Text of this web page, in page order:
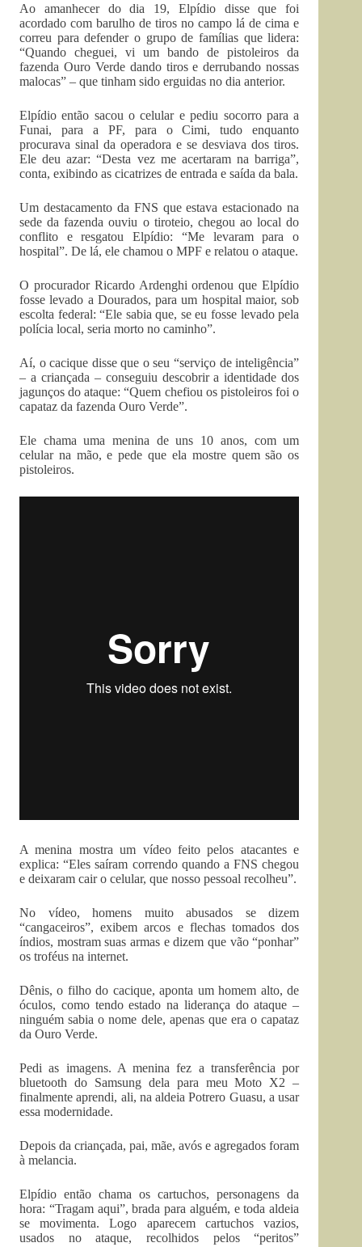
Ao amanhecer do dia 19, Elpídio disse que foi
acordado com barulho de tiros no campo lá de cima e
correu para defender o grupo de famílias que lidera:
“Quando cheguei, vi um bando de pistoleiros da
fazenda Ouro Verde dando tiros e derrubando nossas
malocas” – que tinham sido erguidas no dia anterior.
Elpídio então sacou o celular e pediu socorro para a
Funai, para a PF, para o Cimi, tudo enquanto
procurava sinal da operadora e se desviava dos tiros.
Ele deu azar: “Desta vez me acertaram na barriga”,
conta, exibindo as cicatrizes de entrada e saída da bala.
Um destacamento da FNS que estava estacionado na
sede da fazenda ouviu o tiroteio, chegou ao local do
conflito e resgatou Elpídio: “Me levaram para o
hospital”. De lá, ele chamou o MPF e relatou o ataque.
O procurador Ricardo Ardenghi ordenou que Elpídio
fosse levado a Dourados, para um hospital maior, sob
escolta federal: “Ele sabia que, se eu fosse levado pela
polícia local, seria morto no caminho”.
Aí, o cacique disse que o seu “serviço de inteligência”
– a criançada – conseguiu descobrir a identidade dos
jagunços do ataque: “Quem chefiou os pistoleiros foi o
capataz da fazenda Ouro Verde”.
Ele chama uma menina de uns 10 anos, com um
celular na mão, e pede que ela mostre quem são os
pistoleiros.
A menina mostra um vídeo feito pelos atacantes e
explica: “Eles saíram correndo quando a FNS chegou
e deixaram cair o celular, que nosso pessoal recolheu”.
No vídeo, homens muito abusados se dizem
“cangaceiros”, exibem arcos e flechas tomados dos
índios, mostram suas armas e dizem que vão “ponhar”
os troféus na internet.
Dênis, o filho do cacique, aponta um homem alto, de
óculos, como tendo estado na liderança do ataque –
ninguém sabia o nome dele, apenas que era o capataz
da Ouro Verde.
Pedi as imagens. A menina fez a transferência por
bluetooth do Samsung dela para meu Moto X2 –
finalmente aprendi, ali, na aldeia Potrero Guasu, a usar
essa modernidade.
Depois da criançada, pai, mãe, avós e agregados foram
à melancia.
Elpídio então chama os cartuchos, personagens da
hora: “Tragam aqui”, brada para alguém, e toda aldeia
se movimenta. Logo aparecem cartuchos vazios,
usados no ataque, recolhidos pelos “peritos”